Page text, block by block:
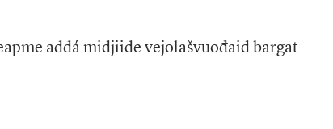
addá midjiide vejolašvuođaid bargat